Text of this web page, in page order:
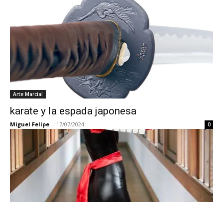
Arte Marcial
karate y la espada japonesa
Miguel Felipe - 17/07/2024 0